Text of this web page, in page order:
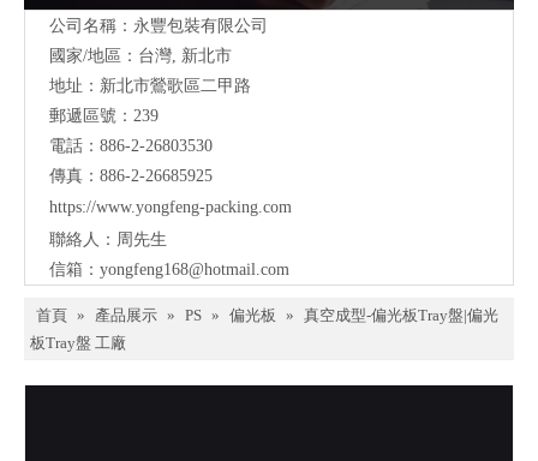
公司名稱：永豐包裝有限公司
國家/地區：台灣, 新北市
地址：新北市鶯歌區二甲路
郵遞區號：239
電話：886-2-26803530
傳真：886-2-26685925
https://www.yongfeng-packing. com
聯絡人：周先生
信箱： yongfeng168@hotmail.com
首頁 » 產品展示 » PS » 偏光板 » 真空成型-偏光板Tray盤|偏光
板Tray盤 工廠